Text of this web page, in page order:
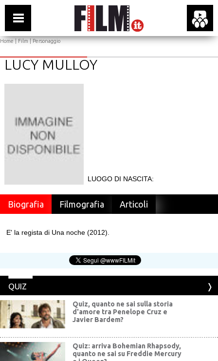
Home|Film| Personaggio
LUCY MULLOY
LUOGO DI NASCITA:
Biografia Filmografia Articoli
E' la regista di Una noche (2012).
QUIZ
Quiz, quanto ne sai sulla storia
d'amore tra Penelope Cruz e
Javier Bardem?
Quiz: arriva Bohemian Rhapsody,
quanto ne sai su Freddie Mercury